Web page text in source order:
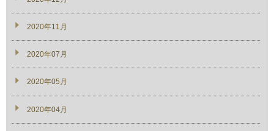
2020年11月
2020年07月
2020年05月
2020年04月